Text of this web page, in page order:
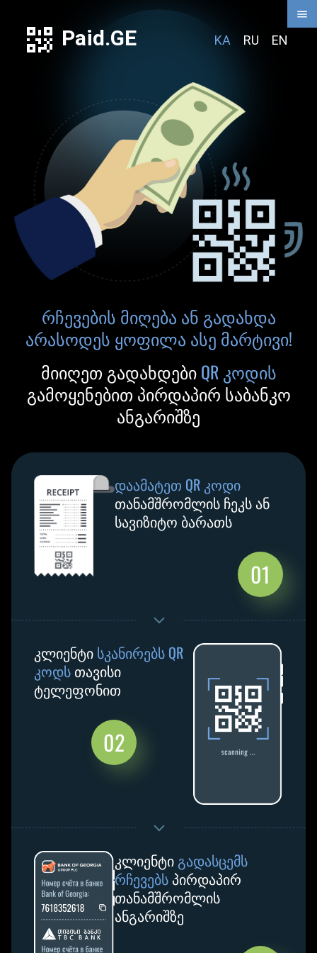
Paid.GE KA RU EN
რჩევების მიღება ან გადახდა
არასოდეს ყოფილა ასე მარტივი!
მიიღეთ გადახდებიQR კოდის
გამოყენებით პირდაპირ საბანკო
ანგარიშზე
დაამატეთ QR კოდი
თანამშრომლის ჩეკს ან
სავიზიტო ბარათს
01
კლიენტი სკანირებს QR
კოდს თავისი
ტელეფონით
02
კლიენტი გადასცემს
რჩევებსპირდაპირ
თანამშრომლის
ანგარიშზე